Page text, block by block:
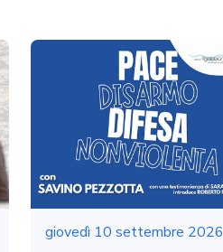
giovedì 10 settembre 2026